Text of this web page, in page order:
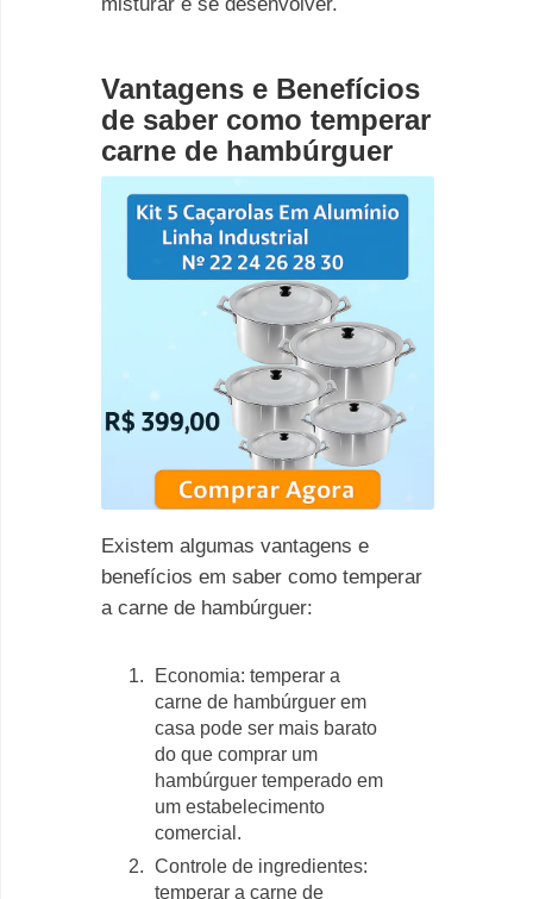
Vantagens e Benefícios
de saber como temperar
carne de hambúrguer
Existem algumas vantagens e
benefícios em saber como temperar
a carne de hambúrguer:
Economia: temperar a
carne de hambúrguer em
casa pode ser mais barato
do que comprar um
hambúrguer temperado em
um estabelecimento
comercial.
Controle de ingredientes:
temperar a carne de